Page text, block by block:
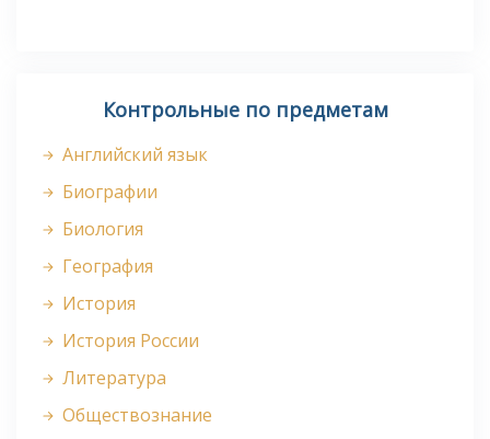
Контрольные по предметам
Английский язык
Биографии
Биология
География
История
История России
Литература
Обществознание